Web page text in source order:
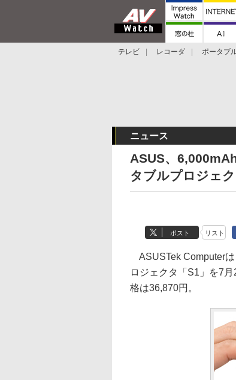
テレビ レコーダ ポータブ
ニュース
ASUS、
タブルプロジェク
ポスト リスト
ASUSTek Computer
ロジェクタ「S1」を7
格は36,870円。